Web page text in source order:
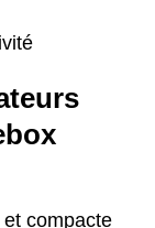
compacte